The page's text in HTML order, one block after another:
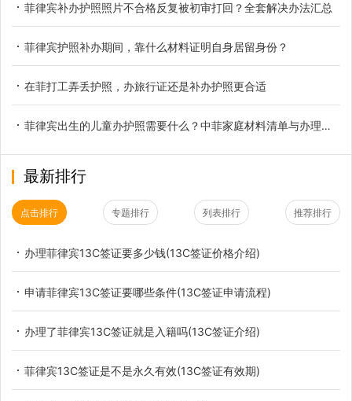
菲律宾补办护照照片不合格反复被初审打回？全套解决办法汇总
菲律宾护照补办期间，靠什么材料证明自身居留身份？
在菲打工弄丢护照，办旅行证还是补办护照更合适
菲律宾出生的儿童办护照需要什么？中菲家庭材料清单与办理路径全解析
最新排行
点击排行 专题排行 列表排行 推荐排行
办理菲律宾13C签证要多少钱(13C签证价格介绍)
申请菲律宾13C签证要哪些条件(13C签证申请流程)
办理了菲律宾13C签证就是入籍吗(13C签证介绍)
菲律宾13C签证是不是永久有效(13C签证有效期)